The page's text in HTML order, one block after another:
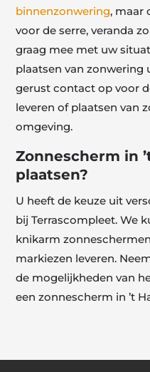
binnenzonwering, maar
voor de serre, veranda
graag mee met uw
plaatsen van zonwering
gerust contact op voor
leveren of plaatsen van
omgeving.
Zonnescherm in
plaatsen?
U heeft de keuze uit
bij Terrascompleet. We
knikarm
markiezen leveren.
de mogelijkheden van
een zonnescherm in ’t